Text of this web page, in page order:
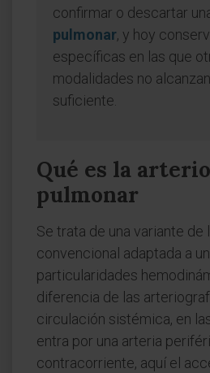
confirmar o descartar
pulmonar, y hoy
específicas en las que
modalidades no
suficiente.
Qué es la
pulmonar
Se trata de una variante de
convencional adaptada a
particularidades
diferencia de las
circulación sistémica, en
entra por una arteria
contracorriente, aquí el